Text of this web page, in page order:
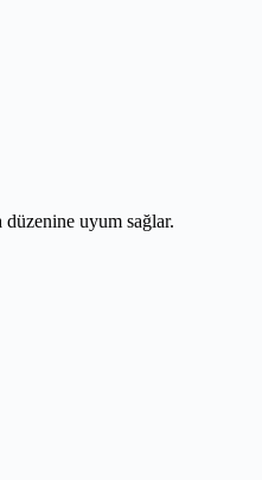
düzenine uyum sağlar.